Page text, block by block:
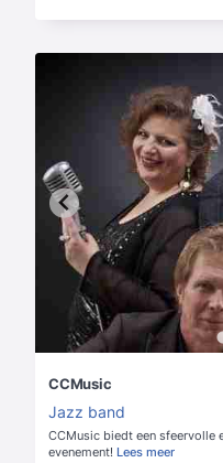
CCMusic
Jazz band
CCMusic biedt een sfeervolle
evenement! Lees meer